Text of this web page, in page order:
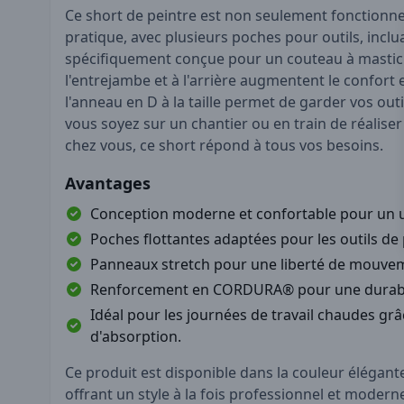
Ce short de peintre est non seulement
pratique, avec plusieurs poches pour outils,
spécifiquement conçue pour un couteau à
l'entrejambe et à l'arrière augmentent le confort
l'anneau en D à la taille permet de garder vos
vous soyez sur un chantier ou en train de
chez vous, ce short répond à tous vos besoins.
Avantages
Conception moderne et confortable pour un
Poches flottantes adaptées pour les outils de
Panneaux stretch pour une liberté de
Renforcement en CORDURA® pour une
Idéal pour les journées de travail chaudes
d'absorption.
Ce produit est disponible dans la couleur
offrant un style à la fois professionnel et